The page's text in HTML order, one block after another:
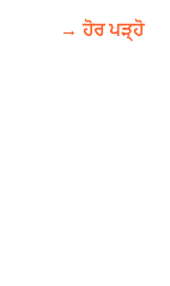
→ ਹੋਰ ਪੜ੍ਹੋ